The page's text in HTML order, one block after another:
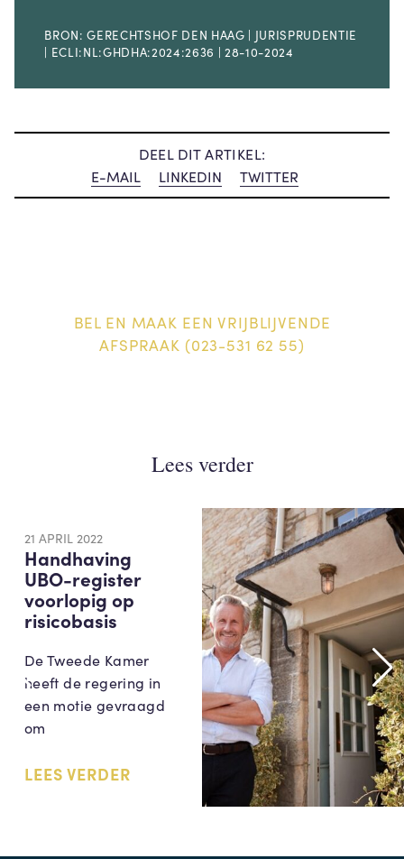
BRON: GERECHTSHOF DEN HAAG | JURISPRUDENTIE
| ECLI:NL:GHDHA:2024:2636 | 28-10-2024
DEEL DIT ARTIKEL:
E-MAIL
LINKEDIN TWITTER
BEL EN MAAK EEN VRIJBLIJVENDE
AFSPRAAK (023-531 62 55)
Lees verder
21 APRIL 2022
Handhaving
UBO-register
voorlopig op
risicobasis
De Tweede Kamer
heeft de regering in
een motie gevraagd
om
LEES VERDER